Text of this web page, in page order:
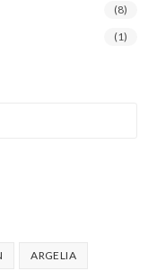
(8)
(1)
ARGELIA